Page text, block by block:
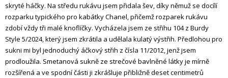
skryté háčky. Na středu rukávu jsem přidala šev, díky němuž se docílí
rozparku typického pro kabátky Chanel, přičemž rozparek rukávu
zdobí vždy tři malé knoflíčky. Vycházela jsem ze střihu 104 z Burdy
Style 5/2024, který jsem zkrátila a udělala kulatý výstřih. Předlohou pro
sukni mi byl jednoduchý áčkový střih z čísla 11/2012, jenž jsem
prodloužila. Smetanová sukně ze strečové bavlněné látky je mírně
rozšířená a ve spodní části ji zkrášluje přibližně deset centimetrů